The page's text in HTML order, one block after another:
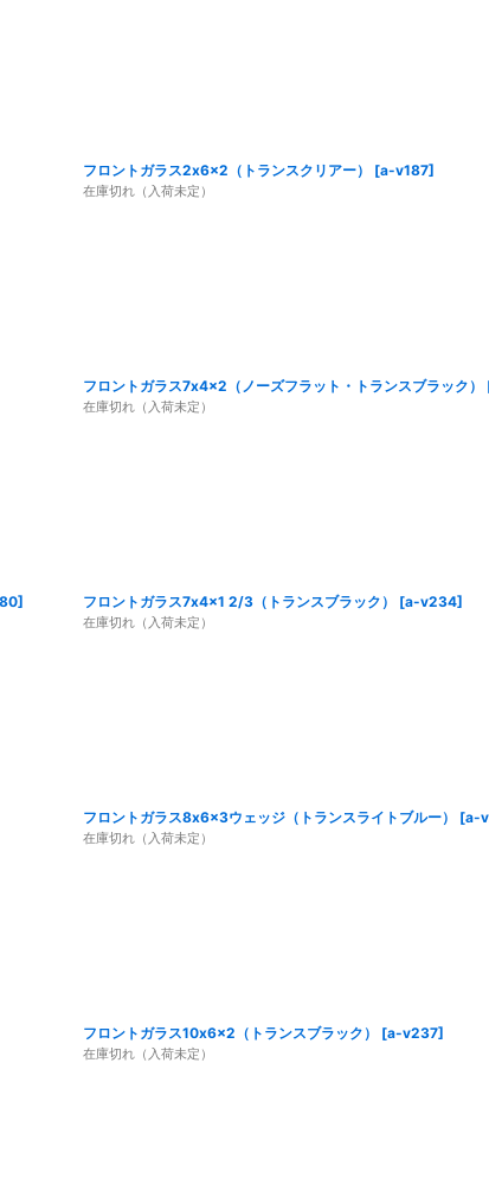
フロントガラス2x6x2（トランスクリアー） [a-v187]
在庫切れ（入荷未定）
フロントガラス7x4x2（ノーズフラット・トランスブラック）
在庫切れ（入荷未定）
] フロントガラス7x4x1 2/3（トランスブラック） [a-v234]
在庫切れ（入荷未定）
フロントガラス8x6x3ウェッジ（トランスライトブルー） [a-
在庫切れ（入荷未定）
フロントガラス10x6x2（トランスブラック） [a-v237]
在庫切れ（入荷未定）